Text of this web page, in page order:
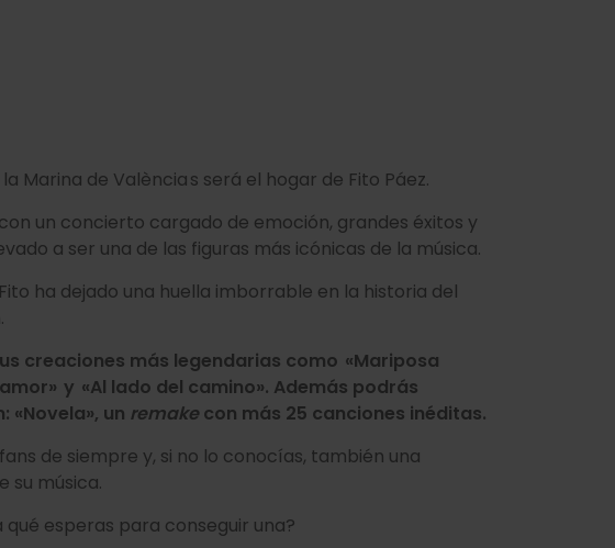
Marina de València s será el hogar de Fito Páez.
un concierto cargado de emoción, grandes éxitos y
a ser una de las figuras más icónicas de la música.
ha dejado una huella imborrable en la historia del
creaciones más legendarias como «Mariposa
y «Al lado del camino». Además podrás
«Novela», un remake con más 25 canciones inéditas.
de siempre y, si no lo conocías, también una
su música.
qué esperas para conseguir una?